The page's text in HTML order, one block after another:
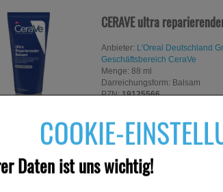
COOKIE-
Daten ist uns wichtig!
CERAVE ultra
Anbieter: L'Oreal Deutschland
Geschäftsbereich CeraVe
Menge: 88 ml
Darreichungsform: Balsam
PZN: 19125566
Alternative
15,5%